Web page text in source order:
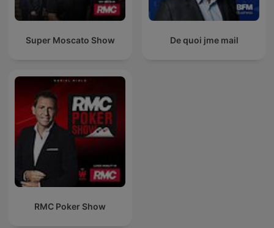
Super Moscato Show De quoi jme mail
RMC Poker Show